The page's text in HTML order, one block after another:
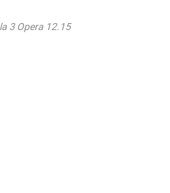
3 Opera 12.15